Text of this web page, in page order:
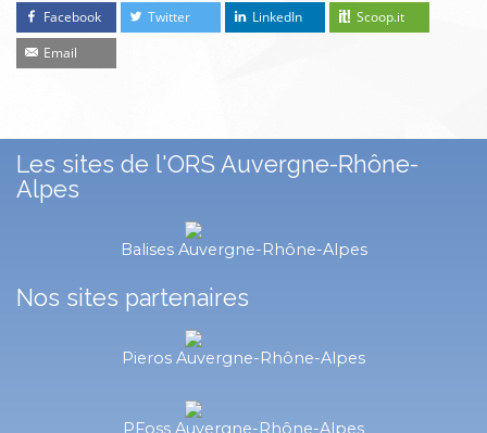
Facebook Twitter LinkedIn
Scoop.it
Email
Les sites de l'ORS Auvergne-Rhône-
Alpes
Balises Auvergne-Rhône-Alpes
Nos sites partenaires
Pieros Auvergne-Rhône-Alpes
PFoss Auvergne-Rhône-Alpes